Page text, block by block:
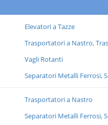
Elevatori a Tazze
Trasportatori a Nastro,
Vagli Rotanti
Separatori Metalli Ferrosi,
Trasportatori a Nastro
Separatori Metalli Ferrosi,